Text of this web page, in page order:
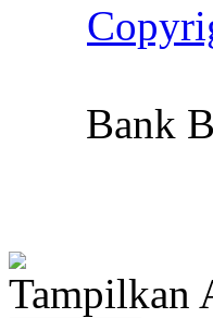
Bank
Tampilkan